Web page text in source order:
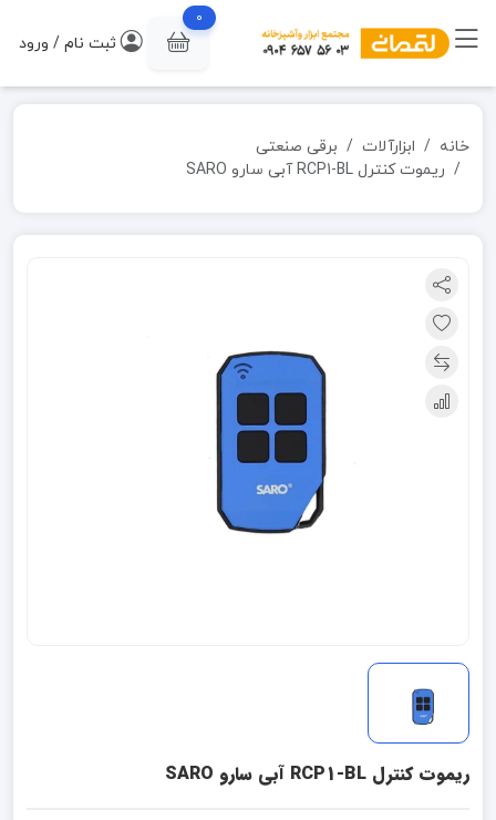
0
ثبت نام / ورود
خانه ابزارآلات
برقی صنعتی
ریموت کنترل RCP1-BL آبی سارو SARO
ریموت کنترل RCP1-BL آبی سارو SARO